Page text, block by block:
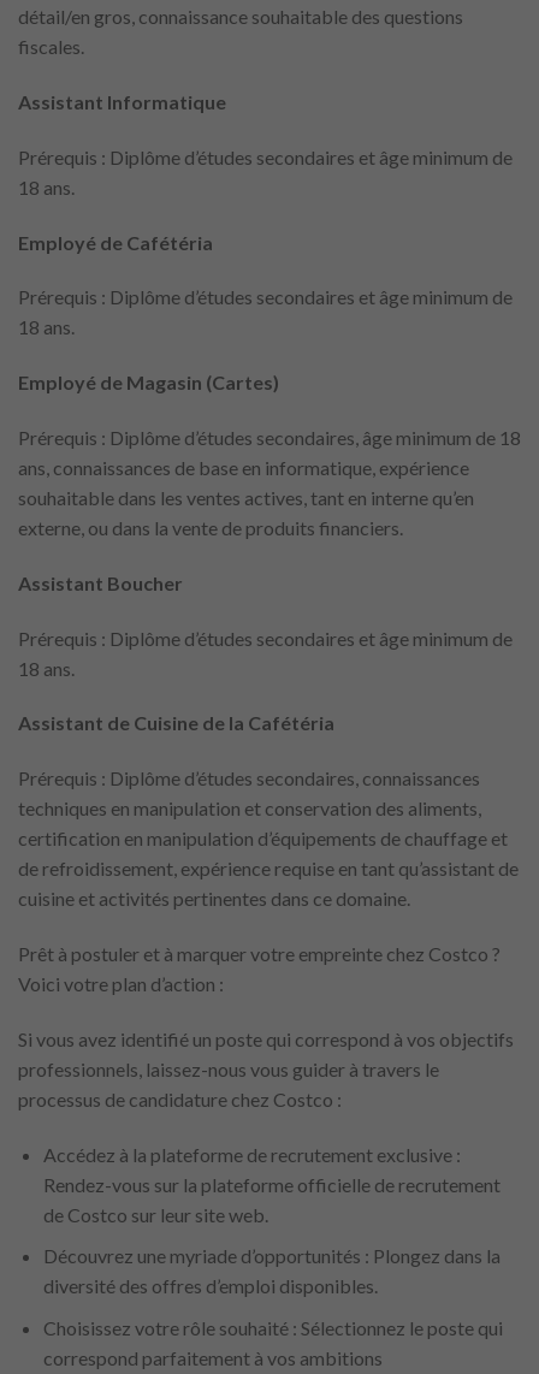
détail/en gros, connaissance souhaitable des questions
fiscales.
Assistant Informatique
Prérequis : Diplôme d’études secondaires et âge minimum de
18 ans.
Employé de Cafétéria
Prérequis : Diplôme d’études secondaires et âge minimum de
18 ans.
Employé de Magasin (Cartes)
Prérequis : Diplôme d’études secondaires, âge minimum de 18
ans, connaissances de base en informatique, expérience
souhaitable dans les ventes actives, tant en interne qu’en
externe, ou dans la vente de produits financiers.
Assistant Boucher
Prérequis : Diplôme d’études secondaires et âge minimum de
18 ans.
Assistant de Cuisine de la Cafétéria
Prérequis : Diplôme d’études secondaires, connaissances
techniques en manipulation et conservation des aliments,
certification en manipulation d’équipements de chauffage et
de refroidissement, expérience requise en tant qu’assistant de
cuisine et activités pertinentes dans ce domaine.
Prêt à postuler et à marquer votre empreinte chez Costco ?
Voici votre plan d’action :
Si vous avez identifié un poste qui correspond à vos objectifs
professionnels, laissez-nous vous guider à travers le
processus de candidature chez Costco :
Accédez à la plateforme de recrutement exclusive :
Rendez-vous sur la plateforme officielle de recrutement
de Costco sur leur site web.
Découvrez une myriade d’opportunités : Plongez dans la
diversité des offres d’emploi disponibles.
Choisissez votre rôle souhaité : Sélectionnez le poste qui
correspond parfaitement à vos ambitions